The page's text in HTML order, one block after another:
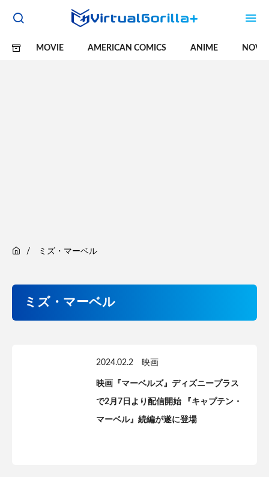
MOVIE AMERICAN COMICS ANIME
ミズ・マーベル
ミズ・マーベル
2024.02.2 映画
映画『マーベルズ』ディズニープラス
で2月7日より配信開始 『キャプテン・
マーベル』続編が遂に登場